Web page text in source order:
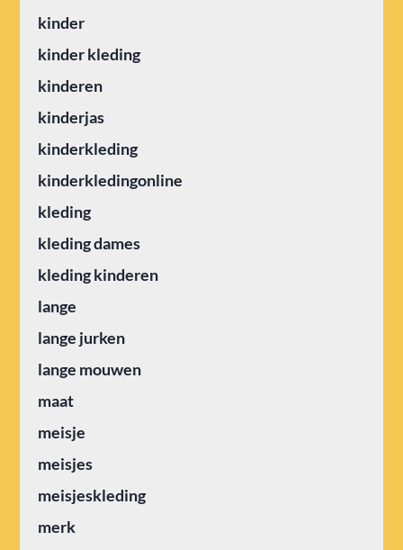
kinder
kinder kleding
kinderen
kinderjas
kinderkleding
kinderkledingonline
kleding
kleding dames
kleding kinderen
lange
lange jurken
lange mouwen
maat
meisje
meisjes
meisjeskleding
merk